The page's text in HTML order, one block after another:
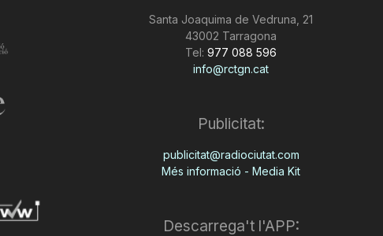
Santa Joaquima de Vedruna, 21
43002 Tarragona
Tel: 977 088 596
info@rctgn.cat
Publicitat:
publicitat@radiociutat.com
Més informació - Media Kit
Descarrega't l'APP: